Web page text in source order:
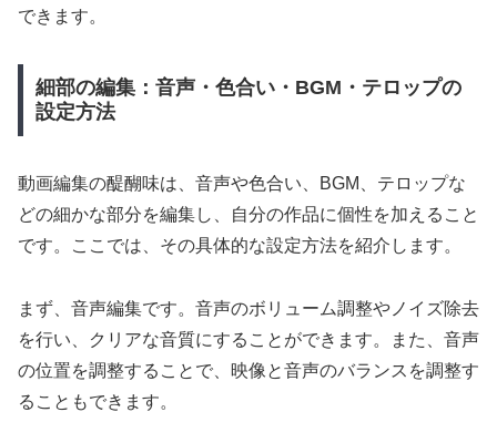
できます。
細部の編集：音声・色合い・BGM・テロップの
設定方法
動画編集の醍醐味は、音声や色合い、BGM、テロップな
どの細かな部分を編集し、自分の作品に個性を加えること
です。ここでは、その具体的な設定方法を紹介します。
まず、音声編集です。音声のボリューム調整やノイズ除去
を行い、クリアな音質にすることができます。また、音声
の位置を調整することで、映像と音声のバランスを調整す
ることもできます。